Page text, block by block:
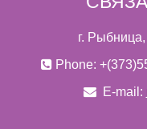
г.
Phone:
E-mail: